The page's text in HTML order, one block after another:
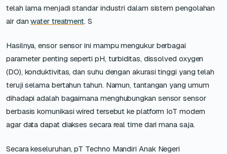
telah lama menjadi standar industri dalam sistem pengolahan
air danwater treatment. S
Hasilnya, ensor sensor ini mampu mengukur berbagai
parameter penting seperti pH, turbiditas, dissolved oxygen
(DO), konduktivitas, dan suhu dengan akurasi tinggi yang telah
teruji selama bertahun tahun. Namun, tantangan yang umum
dihadapi adalah bagaimana menghubungkan sensor sensor
berbasis komunikasi wired tersebut ke platform IoT modern
agar data dapat diakses secara real time dari mana saja.
Secara keseluruhan, pT Techno Mandiri Anak Negeri